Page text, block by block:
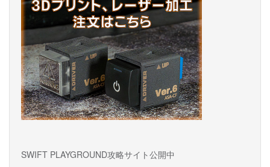
ョ
ン
SWIFT PLAYGROUND攻略サイト公開中